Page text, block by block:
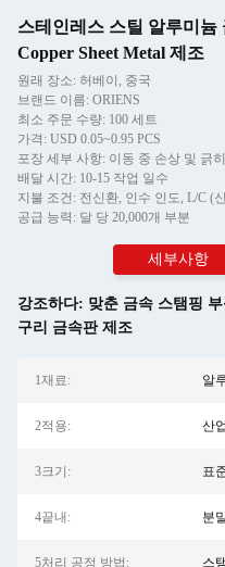
스테인레스 스틸 알루미늄
Copper Sheet Metal 제조
원래 장소: 허베이, 중국
브랜드 이름: ORIENS
최소 주문 수량: 100 세트
가격: USD 0.05~0.95 PCS
배달 시간: 10-15 작업 일수
공급 능력: 달 당 20,000개 부분
세부사항
강조하다: 맞춘 금속 스탬핑
구리 금속판 제조
1재료: 알
2적용: 산
3크기: 표
4끝내: 분
5처리 공정 방법: 스